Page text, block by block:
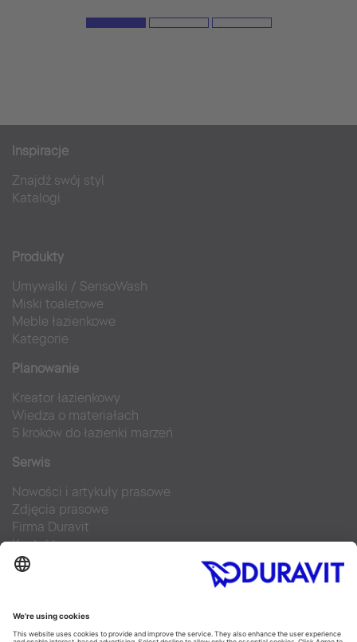
Inspiracje
Znajdź swój styl
Katalogi
Produkty
Umywalki / SensoWash
Miski toaletowe
Meble łazienkowe
Kategorie
Planowanie
Kreator łazienkowy
Wiedza o materiałach
5 kroków do łazienki marzeń
Serwis
Nowości i artykuły prasowe
Zdjęcia prasowe
Firma Duravit
Kontakt
Najczęściej zadawane pytania
Facebook Instagram